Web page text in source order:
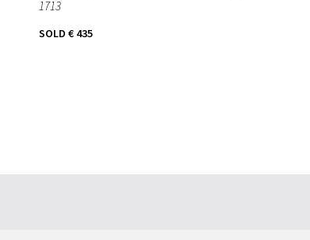
1713
SOLD € 435